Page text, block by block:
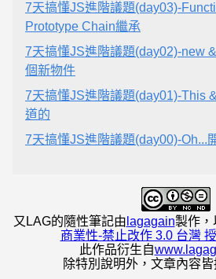
7天搞懂JS進階議題(day03)-
Prototype Chain繼承
7天搞懂JS進階議題(day02)-new
個新物件
7天搞懂JS進階議題(day01)-This
道的
7天搞懂JS進階議題(day00)-Oh...
又LAG的隨性筆記由 lagagain製作，
商業性-禁止改作 3.0 台灣
此作品衍生自
除特別說明外，文章內容皆